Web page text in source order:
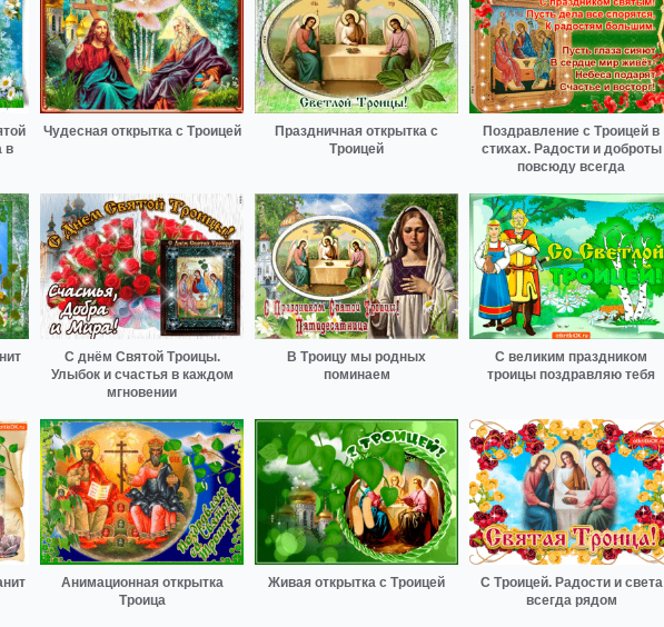
в
Чудесная открытка с Троицей
Праздничная открытка с
Троицей
Поздравление с Троицей в
стихах. Радости и доброты
повсюду всегда
С днём Святой Троицы.
Улыбок и счастья в каждом
мгновении
В Троицу мы родных
поминаем
С великим праздником
троицы поздравляю тебя
Анимационная открытка
Троица
Живая открытка с Троицей
С Троицей. Радости и света
всегда рядом